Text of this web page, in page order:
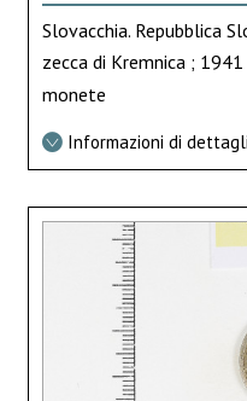
Slovacchia. Repubblica
zecca di Kremnica ; 1941
monete
Informazioni di